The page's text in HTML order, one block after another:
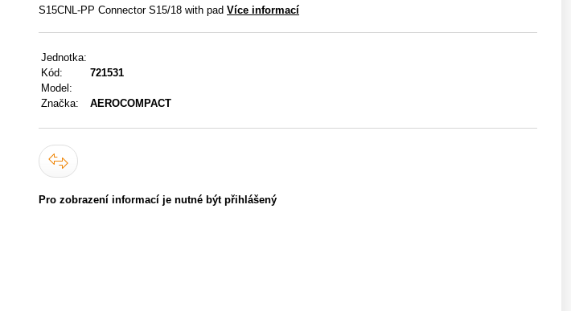
S15CNL-PP Connector S15/18 with pad Více informací
Jednotka:
Kód:
721531
Model:
Značka:
AEROCOMPACT
Pro zobrazení informací je nutné být přihlášený